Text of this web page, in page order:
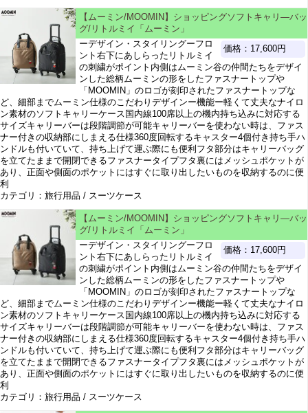
【ムーミン/MOOMIN】ショッピングソフトキャリ―バッ
グ/リトルミイ「ムーミン」
価格：17,600円
ーデザイン・スタイリングーフロ
ント右下にあしらったリトルミイ
の刺繍がポイント内側はムーミン谷の仲間たちをデザイ
ンした総柄ムーミンの形をしたファスナートップや
「MOOMIN」のロゴが刻印されたファスナートップな
ど、細部までムーミン仕様のこだわりデザインー機能ー軽くて丈夫なナイロ
ン素材のソフトキャリーケース国内線100席以上の機内持ち込みに対応する
サイズキャリーバーは段階調節が可能キャリーバーを使わない時は、ファス
ナー付きの収納部にしまえる仕様360度回転するキャスター4個付き持ち手ハ
ンドルも付いていて、持ち上げて運ぶ際にも便利フタ部分はキャリーバッグ
を立てたままで開閉できるファスナータイプフタ裏にはメッシュポケットが
あり、正面や側面のポケットにはすぐに取り出したいものを収納するのに便
利
カテゴリ：旅行用品 / スーツケース
【ムーミン/MOOMIN】ショッピングソフトキャリ―バッ
グ/リトルミイ「ムーミン」
価格：17,600円
ーデザイン・スタイリングーフロ
ント右下にあしらったリトルミイ
の刺繍がポイント内側はムーミン谷の仲間たちをデザイ
ンした総柄ムーミンの形をしたファスナートップや
「MOOMIN」のロゴが刻印されたファスナートップな
ど、細部までムーミン仕様のこだわりデザインー機能ー軽くて丈夫なナイロ
ン素材のソフトキャリーケース国内線100席以上の機内持ち込みに対応する
サイズキャリーバーは段階調節が可能キャリーバーを使わない時は、ファス
ナー付きの収納部にしまえる仕様360度回転するキャスター4個付き持ち手ハ
ンドルも付いていて、持ち上げて運ぶ際にも便利フタ部分はキャリーバッグ
を立てたままで開閉できるファスナータイプフタ裏にはメッシュポケットが
あり、正面や側面のポケットにはすぐに取り出したいものを収納するのに便
利
カテゴリ：旅行用品 / スーツケース